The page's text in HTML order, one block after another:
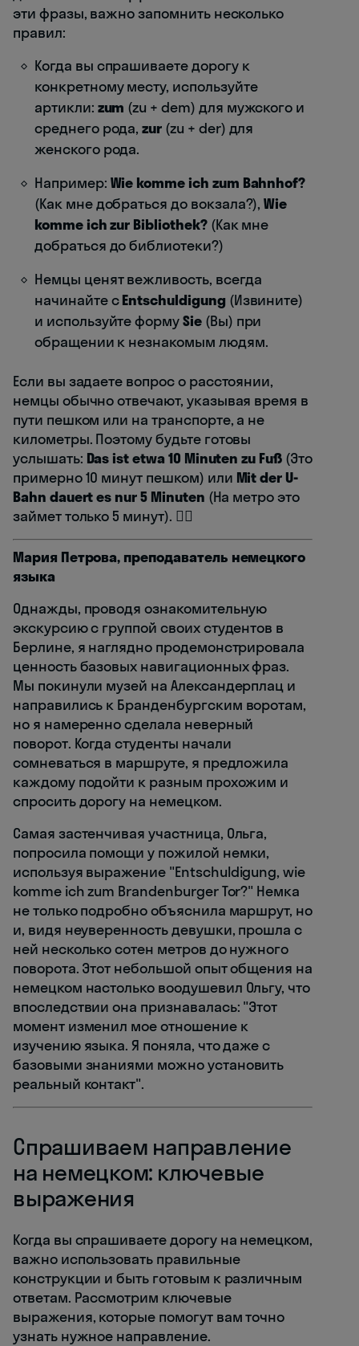
эти фразы, важно запомнить несколько
правил:
Когда вы спрашиваете дорогу к
конкретному месту, используйте
артикли: zum (zu + dem) для мужского и
среднего рода,zur (zu + der) для
женского рода.
Например: Wie komme ich zum Bahnhof?
(Как мне добраться до вокзала?),Wie
komme ich zur Bibliothek?(Как мне
добраться до библиотеки?)
Немцы ценят вежливость, всегда
начинайте сEntschuldigung (Извините)
и используйте формуSie(Вы) при
обращении к незнакомым людям.
Если вы задаете вопрос о расстоянии,
немцы обычно отвечают, указывая время в
пути пешком или на транспорте, а не
километры. Поэтому будьте готовы
услышать: Das ist etwa 10 Minuten zu Fuß (Это
примерно 10 минут пешком) или Mit der U-
Bahn dauert es nur 5 Minuten (На метро это
займет только 5 минут). 🚶‍♂️
Мария Петрова, преподаватель немецкого
языка
Однажды, проводя ознакомительную
экскурсию с группой своих студентов в
Берлине, я наглядно продемонстрировала
ценность базовых навигационных фраз.
Мы покинули музей на Александерплац и
направились к Бранденбургским воротам,
но я намеренно сделала неверный
поворот. Когда студенты начали
сомневаться в маршруте, я предложила
каждому подойти к разным прохожим и
спросить дорогу на немецком.
Самая застенчивая участница, Ольга,
попросила помощи у пожилой немки,
используя выражение "Entschuldigung, wie
komme ich zum Brandenburger Tor?" Немка
не только подробно объяснила маршрут, но
и, видя неуверенность девушки, прошла с
ней несколько сотен метров до нужного
поворота. Этот небольшой опыт общения на
немецком настолько воодушевил Ольгу, что
впоследствии она признавалась: "Этот
момент изменил мое отношение к
изучению языка. Я поняла, что даже с
базовыми знаниями можно установить
реальный контакт".
Спрашиваем направление
на немецком: ключевые
выражения
Когда вы спрашиваете дорогу на немецком,
важно использовать правильные
конструкции и быть готовым к различным
ответам. Рассмотрим ключевые
выражения, которые помогут вам точно
узнать нужное направление.